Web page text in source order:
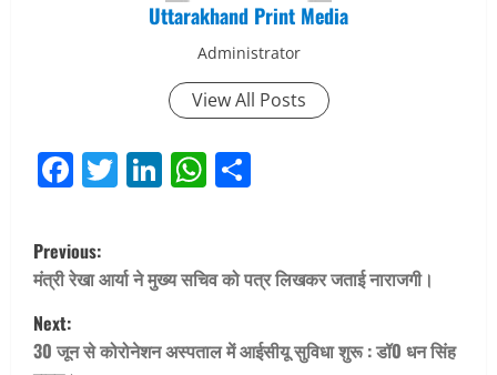
Uttarakhand Print Media
Administrator
View All Posts
Facebook
Twitter
LinkedIn
WhatsApp
P
o
s
Previous:
मंत्री रेखा आर्या ने मुख्य सचिव को पत्र लिखकर जताई नाराजगी।
Next:
30 जून से कोरोनेशन अस्पताल में आईसीयू सुविधा शुरू : डॉ0 धन सिंह